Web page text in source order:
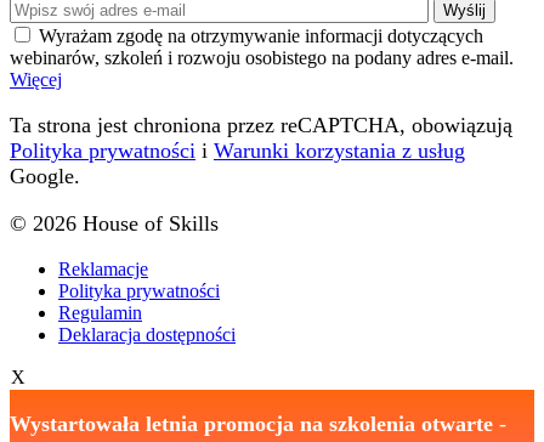
Wyrażam zgodę na otrzymywanie informacji dotyczących
webinarów, szkoleń i rozwoju osobistego na podany adres e-mail.
Więcej
Ta strona jest chroniona przez reCAPTCHA, obowiązują
Polityka prywatności i Warunki korzystania z usług
Google.
© 2026 House of Skills
Reklamacje
Polityka prywatności
Regulamin
Deklaracja dostępności
X
Wystartowała letnia promocja na szkolenia otwarte -